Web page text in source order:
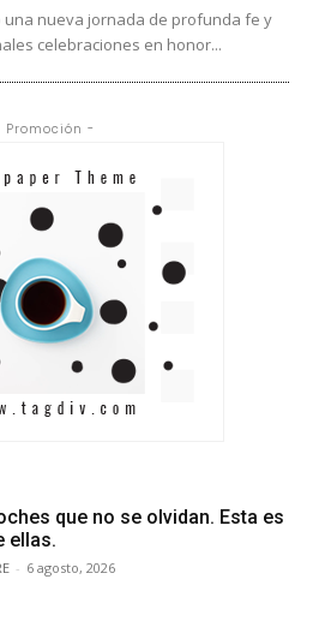
una nueva jornada de profunda fe y
celebraciones en honor...
Promoción -
que no se olvidan. Esta es
ellas.
- 6 agosto, 2026